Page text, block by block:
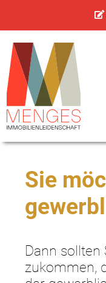
Sie
Dann sollten
zukommen,